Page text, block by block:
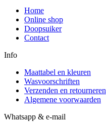
Home
Online shop
Doopsuiker
Contact
Info
Maattabel en kleuren
Wasvoorschriften
Verzenden en retourneren
Algemene voorwaarden
Whatsapp & e-mail